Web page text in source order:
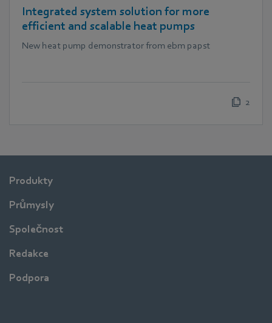
Integrated system solution for more
efficient and scalable heat pumps
New heat pump demonstrator from ebm papst
2
Produkty
Průmysly
Společnost
Redakce
Podpora